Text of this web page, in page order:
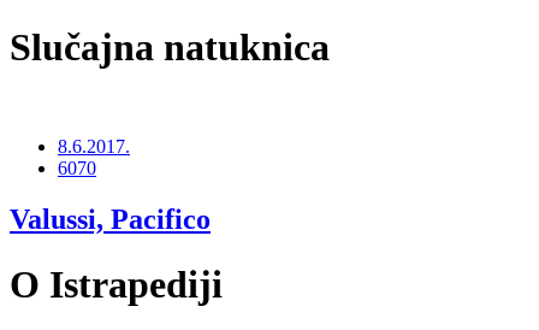
Slučajna natuknica
8.6.2017.
6070
Valussi, Pacifico
O Istrapediji